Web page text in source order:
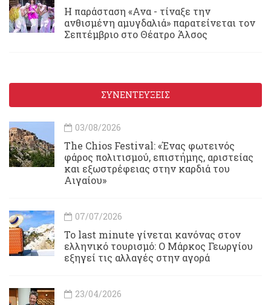
Η παράσταση «Ανα - τίναξε την
ανθισμένη αμυγδαλιά» παρατείνεται τον
Σεπτέμβριο στο Θέατρο Άλσος
ΣΥΝΕΝΤΕΥΞΕΙΣ
03/08/2026
Τhe Chios Festival: «Ένας φωτεινός
φάρος πολιτισμού, επιστήμης, αριστείας
και εξωστρέφειας στην καρδιά του
Αιγαίου»
07/07/2026
Το last minute γίνεται κανόνας στον
ελληνικό τουρισμό: Ο Μάρκος Γεωργίου
εξηγεί τις αλλαγές στην αγορά
23/04/2026